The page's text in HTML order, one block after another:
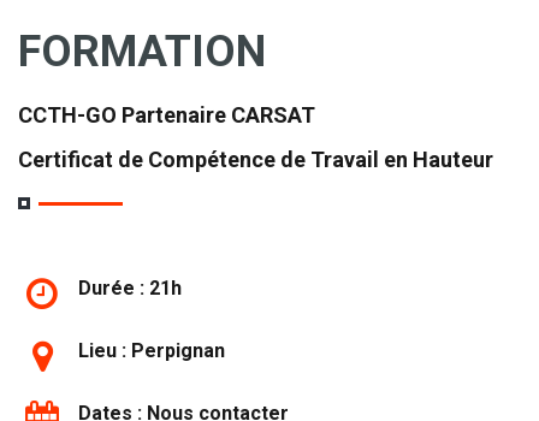
FORMATION
CCTH-GO Partenaire CARSAT
Certificat de Compétence de Travail en Hauteur
Durée : 21h
Lieu : Perpignan
Dates : Nous contacter